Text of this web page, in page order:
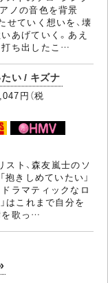
ノの音色を背景
せていく想いを、壊
あげていく。あえ
ち出したこ…
い / キズナ
円（税
ト、森友嵐士のソ
抱きしめていたい」
ラマティックなロ
はこれまで自分を
を歌っ…